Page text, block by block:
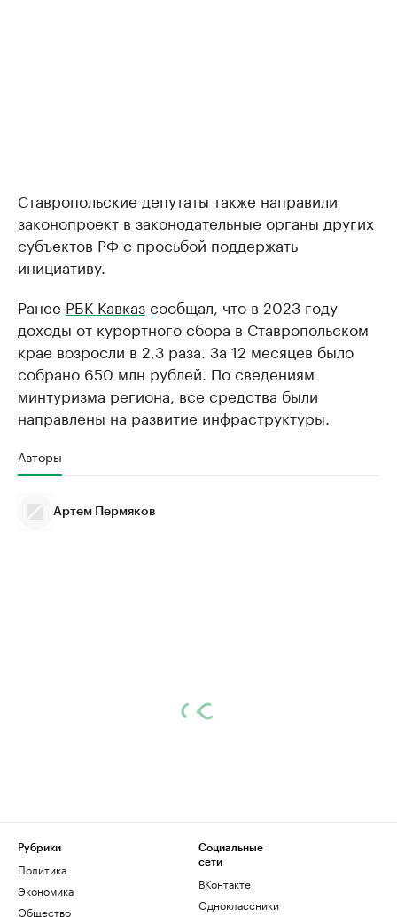
Ставропольские депутаты также направили
законопроект в законодательные органы других
субъектов РФ с просьбой поддержать
инициативу.
Ранее РБК Кавказсообщал, что в 2023 году
доходы от курортного сбора в Ставропольском
крае возросли в 2,3 раза. За 12 месяцев было
собрано 650 млн рублей. По сведениям
минтуризма региона, все средства были
направлены на развитие инфраструктуры.
Авторы
Артем Пермяков
Рубрики
Политика
Экономика
Общество
Социальные
сети
ВКонтакте
Одноклассники